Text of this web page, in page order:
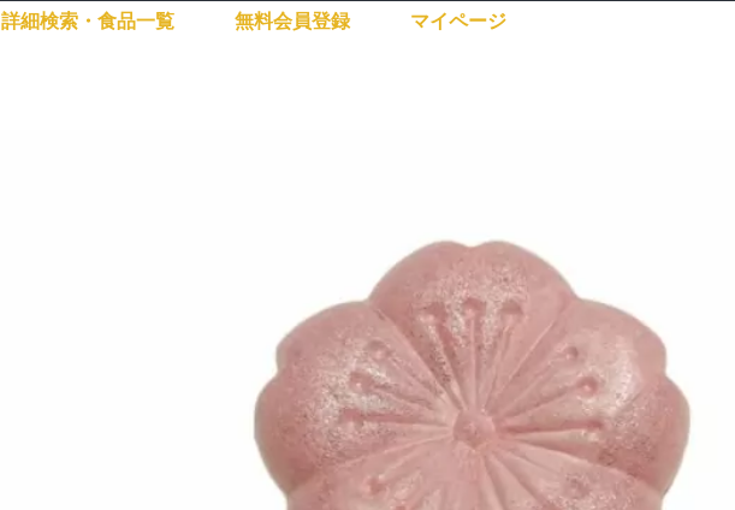
詳細検索・食品一覧 無料会員登録 マイページ